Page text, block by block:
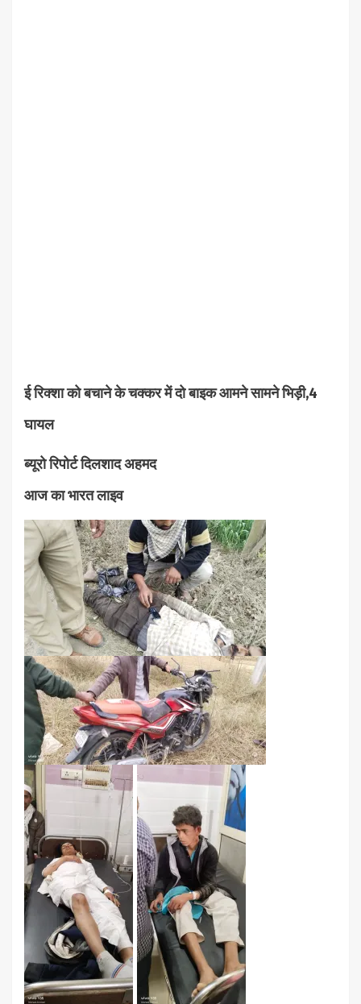
ई रिक्शा को बचाने के चक्कर में दो बाइक आमने सामने भिड़ी,4
घायल
ब्यूरो रिपोर्ट दिलशाद अहमद
आज का भारत लाइव